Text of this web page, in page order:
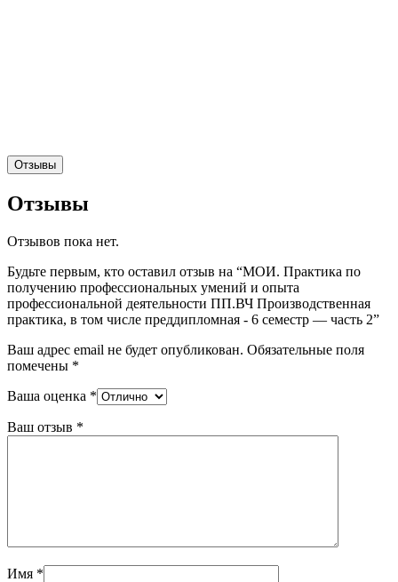
Отзывы
Отзывы
Отзывов пока нет.
Будьте первым, кто оставил отзыв на “МОИ. Практика по
получению профессиональных умений и опыта
профессиональной деятельности ПП.ВЧ Производственная
практика, в том числе преддипломная - 6 семестр — часть 2”
Ваш адрес email не будет опубликован. Обязательные поля
помечены *
Ваша оценка *
Ваш отзыв *
Имя *